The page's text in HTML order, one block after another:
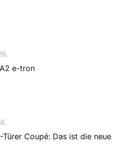
e-tron
Coupé: Das ist die neue